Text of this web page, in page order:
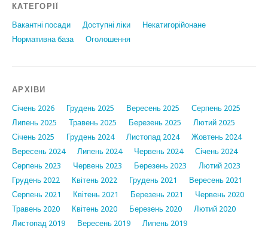
КАТЕГОРІЇ
Вакантні посади Доступні ліки
Некатигорійонане
Нормативна база
Оголошення
АРХІВИ
Січень 2026 Грудень 2025 Вересень 2025
Серпень 2025
Липень 2025
Травень 2025 Березень 2025
Лютий 2025
Січень 2025
Грудень 2024 Листопад 2024
Жовтень 2024
Вересень 2024
Липень 2024 Червень 2024
Січень 2024
Серпень 2023
Червень 2023 Березень 2023
Лютий 2023
Грудень 2022
Квітень 2022 Грудень 2021
Вересень 2021
Серпень 2021
Квітень 2021 Березень 2021
Червень 2020
Травень 2020
Квітень 2020 Березень 2020
Лютий 2020
Листопад 2019
Вересень 2019
Липень 2019